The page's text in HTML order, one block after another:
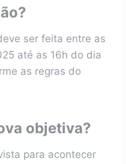
ser feita entre as
até as 16h do dia
as regras do
objetiva?
para acontecer